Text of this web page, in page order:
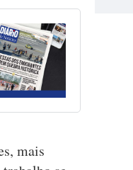
mais